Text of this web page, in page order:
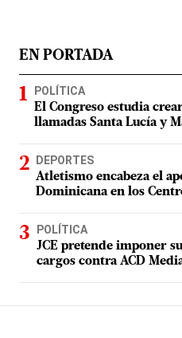
EN PORTADA
POLÍTICA
El Congreso estudia
llamadas Santa Lucía y
DEPORTES
Atletismo encabeza el
Dominicana en los
POLÍTICA
JCE pretende imponer
cargos contra ACD